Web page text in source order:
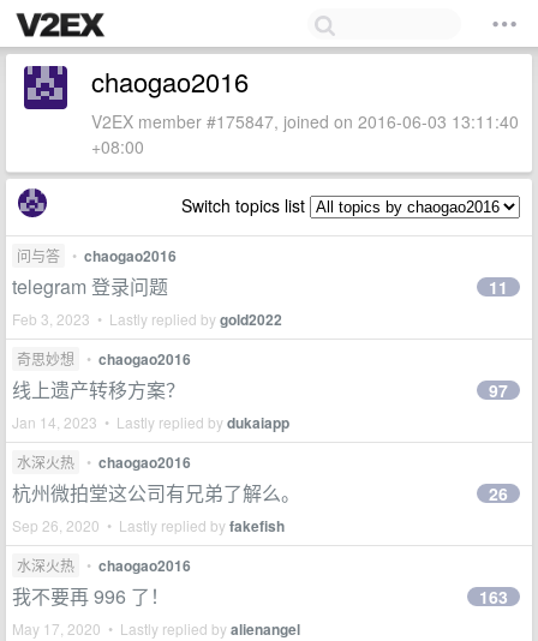
chaogao2016
V2EX member #175847, joined on 2016-06-03 13:11:40
+08:00
Switch topics list
问与答 • chaogao2016
telegram 登录问题
Feb 3, 2023 • Lastly replied bygold2022
11
奇思妙想 • chaogao2016
线上遗产转移方案？
Jan 14, 2023 • Lastly replied bydukaiapp
97
水深火热 • chaogao2016
杭州微拍堂这公司有兄弟了解么。
Sep 26, 2020 • Lastly replied byfakefish
26
水深火热 • chaogao2016
我不要再 996 了！
May 17, 2020 • Lastly replied byalienangel
163